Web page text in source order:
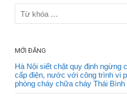
MỚI ĐĂNG
Hà Nội siết chặt quy định ngừng
cấp điện, nước với công trình vi
phòng cháy chữa cháy Thái Bình